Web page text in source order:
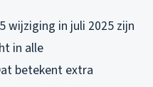
wijziging in juli 2025 zijn
in alle
betekent extra